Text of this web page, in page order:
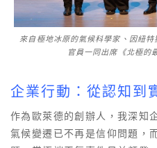
來自極地冰原的氣候科學家、因紐
官員一同出席《北極的
企業行動：從認知到
作為歐萊德的創辦人，我深知
氣候變遷已不再是信仰問題，